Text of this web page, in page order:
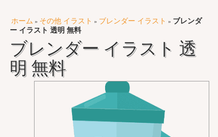
ホーム » その他 イラスト » ブレンダー イラスト » ブレンダ
ー イラスト 透明 無料
ブレンダー イラスト 透
明 無料